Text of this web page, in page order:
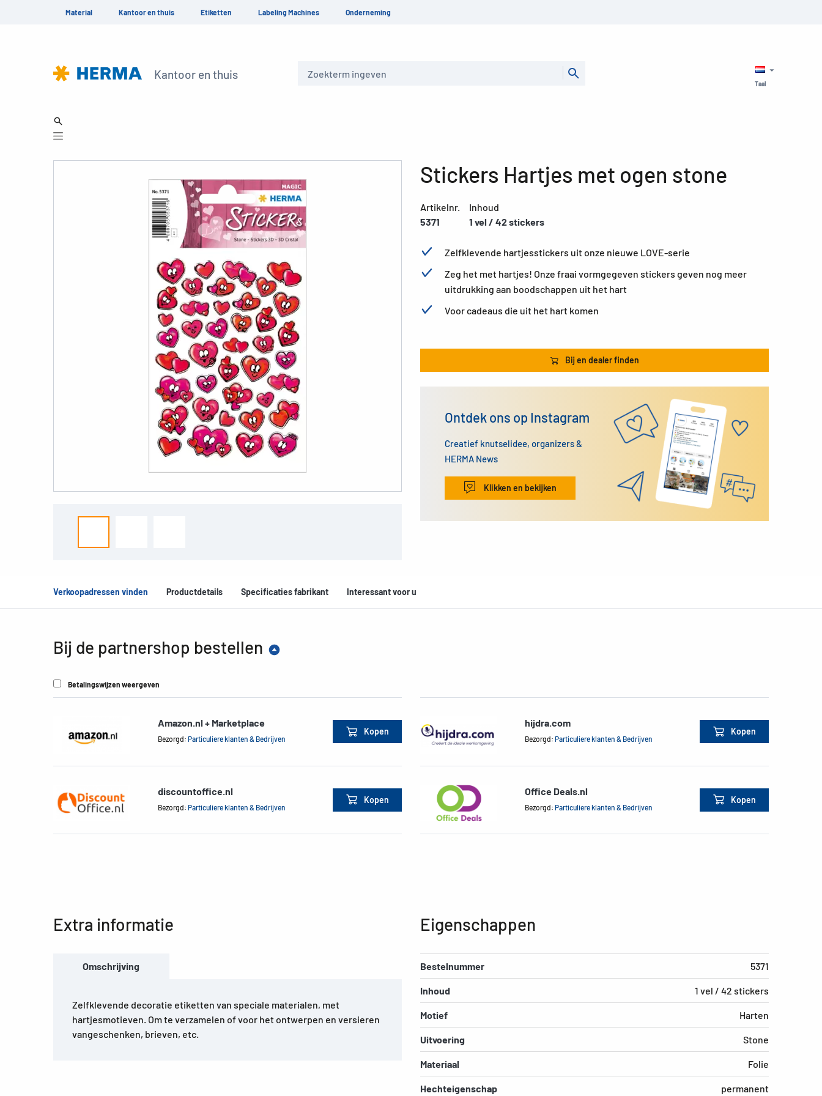
Material Kantoor en thuis Etiketten Labeling Machines Onderneming
Kantoor en thuis
Taal
Stickers Hartjes met ogen stone
Artikelnr.
5371
Inhoud
1 vel / 42 stickers
Zelfklevende hartjesstickers uit onze nieuwe LOVE-serie
Zeg het met hartjes! Onze fraai vormgegeven stickers geven nog meer
uitdrukking aan boodschappen uit het hart
Voor cadeaus die uit het hart komen
Bij en dealer finden
Ontdek ons op Instagram
Creatief knutselidee, organizers &
HERMA News
Klikken en bekijken
Verkoopadressen vinden Productdetails Specificaties fabrikant Interessant voor u
Bij de partnershop bestellen
Betalingswijzen weergeven
Amazon.nl + Marketplace
Bezorgd: Particuliere klanten & Bedrijven
Kopen
hijdra.com
Bezorgd: Particuliere klanten & Bedrijven
Kopen
discountoffice.nl
Bezorgd: Particuliere klanten & Bedrijven
Kopen
Office Deals.nl
Bezorgd: Particuliere klanten & Bedrijven
Kopen
Extra informatie
Omschrijving
Zelfklevende decoratie etiketten van speciale materialen, met
hartjesmotieven. Om te verzamelen of voor het ontwerpen en versieren
vangeschenken, brieven, etc.
Eigenschappen
Bestelnummer 5371
Inhoud 1 vel / 42 stickers
Motief Harten
Uitvoering Stone
Materiaal Folie
Hechteigenschap permanent